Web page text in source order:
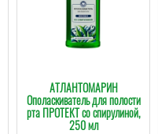
АТЛАНТОМАРИН
Ополаскиватель для полости
рта ПРОТЕКТ со спирулиной,
250 мл